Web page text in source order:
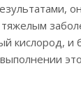
кислород, и